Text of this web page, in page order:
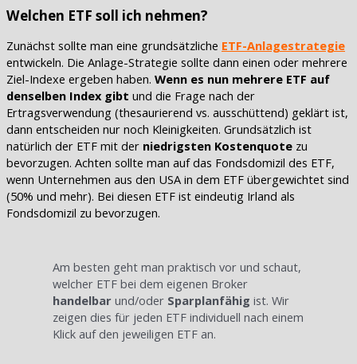
Welchen ETF soll ich nehmen?
Zunächst sollte man eine grundsätzliche ETF-Anlagestrategie
entwickeln. Die Anlage-Strategie sollte dann einen oder mehrere
Ziel-Indexe ergeben haben. Wenn es nun mehrere ETF auf
denselben Index gibt und die Frage nach der
Ertragsverwendung (thesaurierend vs. ausschüttend) geklärt ist,
dann entscheiden nur noch Kleinigkeiten. Grundsätzlich ist
natürlich der ETF mit der niedrigsten Kostenquote zu
bevorzugen. Achten sollte man auf das Fondsdomizil des ETF,
wenn Unternehmen aus den USA in dem ETF übergewichtet sind
(50% und mehr). Bei diesen ETF ist eindeutig Irland als
Fondsdomizil zu bevorzugen.
Am besten geht man praktisch vor und schaut,
welcher ETF bei dem eigenen Broker
handelbarund/oder Sparplanfähig ist. Wir
zeigen dies für jeden ETF individuell nach einem
Klick auf den jeweiligen ETF an.